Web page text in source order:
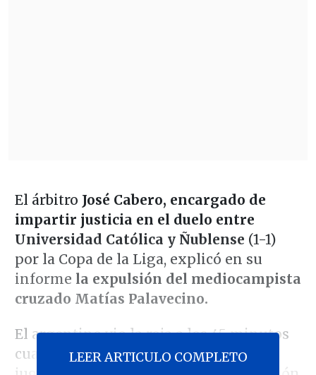
El árbitro José Cabero, encargado de
impartir justicia en el duelo entre
Universidad Católica y Ñublense (1-1)
por la Copa de la Liga, explicó en su
informe la expulsión del mediocampista
cruzado Matías Palavecino.
El argentino vio la roja a los 45 minutos
cuando su equipo ganaba por 1-0 y
LEER ARTICULO COMPLETO